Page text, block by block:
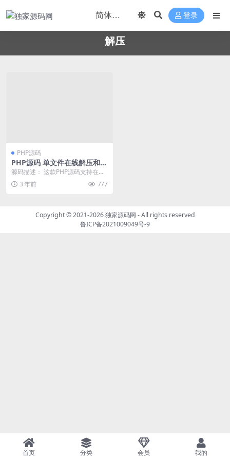
登录
解压
PHP源码
PHP源码 单文件在线解压和压
缩打包在线文件处理
源码描述： 这款PHP源码支持在线
解压和压缩文件，使用简单方便，
只需上传至指定...
3 年前 777
Copyright © 2021-2026独家源码网 - All rights reserved
鲁ICP备2021009049号-9
首页 分类 会员 我的